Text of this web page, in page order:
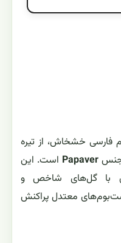
فارسی خشخاش، از تیره
جنس Papaver است. این
با گل‌های شاخص و
معتدل پراکنش